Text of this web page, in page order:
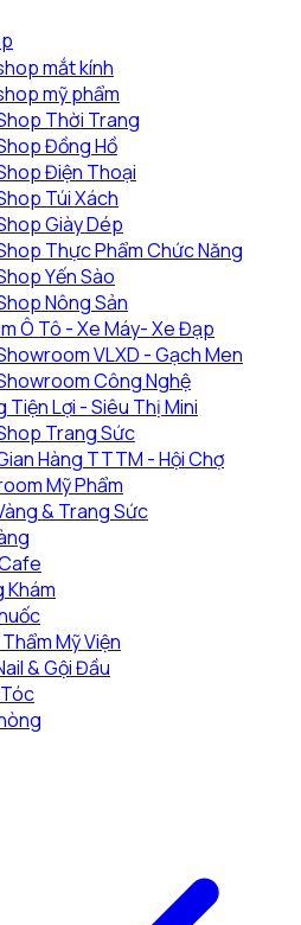
mắt kính
mỹ phẩm
Thời Trang
Đồng Hồ
Điện Thoại
Túi Xách
Giày Dép
Thực Phẩm Chức Năng
Yến Sào
Nông Sản
Ô Tô - Xe Máy- Xe Đạp
VLXD - Gạch Men
Công Nghệ
Tiện Lợi - Siêu Thị Mini
Trang Sức
Hàng TTTM - Hội Chợ
Mỹ Phẩm
& Trang Sức
Khám
Mỹ Viện
& Gội Đầu